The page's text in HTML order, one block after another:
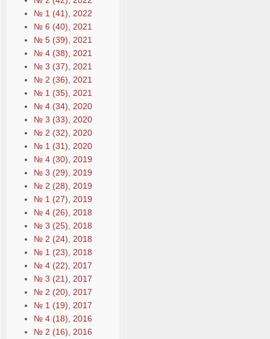
№ 1 (41), 2022
№ 6 (40), 2021
№ 5 (39), 2021
№ 4 (38), 2021
№ 3 (37), 2021
№ 2 (36), 2021
№ 1 (35), 2021
№ 4 (34), 2020
№ 3 (33), 2020
№ 2 (32), 2020
№ 1 (31), 2020
№ 4 (30), 2019
№ 3 (29), 2019
№ 2 (28), 2019
№ 1 (27), 2019
№ 4 (26), 2018
№ 3 (25), 2018
№ 2 (24), 2018
№ 1 (23), 2018
№ 4 (22), 2017
№ 3 (21), 2017
№ 2 (20), 2017
№ 1 (19), 2017
№ 4 (18), 2016
№ 2 (16), 2016